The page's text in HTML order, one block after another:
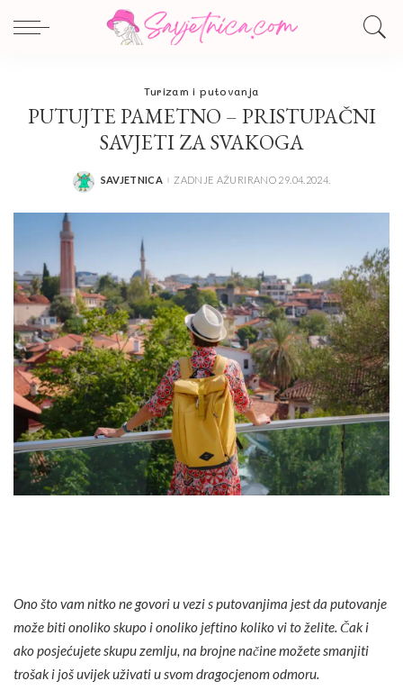
Turizam i putovanja
PUTUJTE PAMETNO – PRISTUPAČNI
SAVJETI ZA SVAKOGA
POSTED
SAVJETNICA ZADNJE AŽURIRANO 29.04.2024.
Ono što vam nitko ne govori u vezi s putovanjima jest da putovanje
može biti onoliko skupo i onoliko jeftino koliko vi to želite. Čak i
ako posjećujete skupu zemlju, na brojne načine možete smanjiti
trošak i još uvijek uživati u svom dragocjenom odmoru.